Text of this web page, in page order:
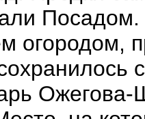
огородом,
Ожегова-